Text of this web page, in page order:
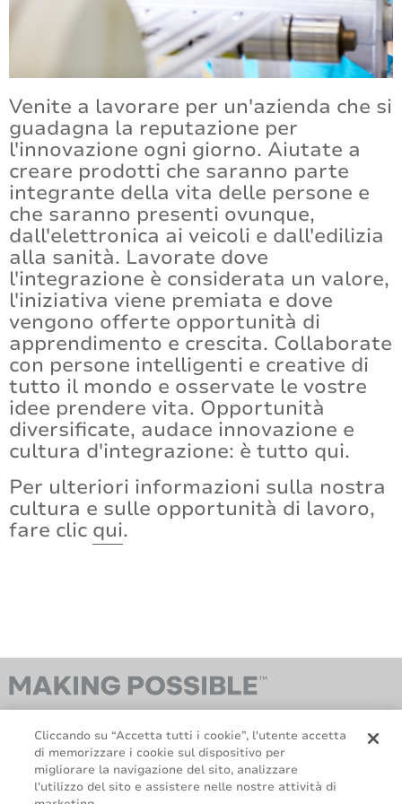
Certificazioni e conformità
Contattateci
Venite a lavorare per un'azienda che si
guadagna la reputazione per
l'innovazione ogni giorno. Aiutate a
creare prodotti che saranno parte
integrante della vita delle persone e
che saranno presenti ovunque,
dall'elettronica ai veicoli e dall'edilizia
alla sanità. Lavorate dove
l'integrazione è considerata un valore,
l'iniziativa viene premiata e dove
vengono offerte opportunità di
apprendimento e crescita. Collaborate
con persone intelligenti e creative di
tutto il mondo e osservate le vostre
idee prendere vita. Opportunità
diversificate, audace innovazione e
cultura d'integrazione: è tutto qui.
Per ulteriori informazioni sulla nostra
cultura e sulle opportunità di lavoro,
fare clic qui.
Cliccando su “Accetta tutti i cookie”, l'utente accetta
di memorizzare i cookie sul dispositivo per
migliorare la navigazione del sito, analizzare
l'utilizzo del sito e assistere nelle nostre attività di